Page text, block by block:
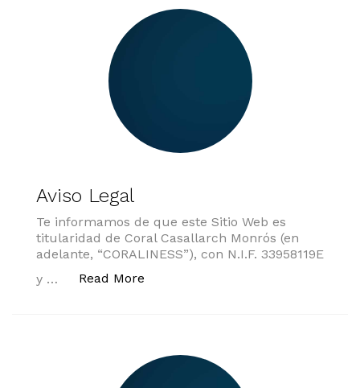
Aviso Legal
Te informamos de que este Sitio Web es
titularidad de Coral Casallarch Monrós (en
adelante, “CORALINESS”), con N.I.F. 33958119E
y …
Read More